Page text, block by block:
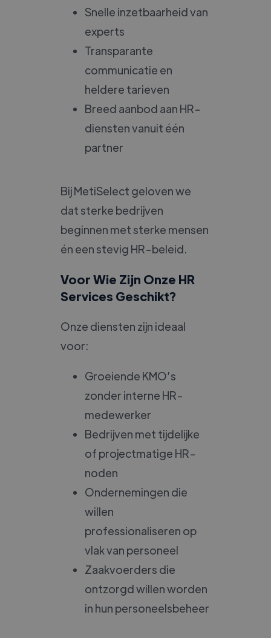
Snelle inzetbaarheid van
experts
Transparante
communicatie en
heldere tarieven
Breed aanbod aan HR-
diensten vanuit één
partner
Bij MetiSelect geloven we
dat sterke bedrijven
beginnen met sterke mensen
én een stevig HR-beleid.
Voor Wie Zijn Onze HR
Services Geschikt?
Onze diensten zijn ideaal
voor:
Groeiende KMO’s
zonder interne HR-
medewerker
Bedrijven met tijdelijke
of projectmatige HR-
noden
Ondernemingen die
willen
professionaliseren op
vlak van personeel
Zaakvoerders die
ontzorgd willen worden
in hun personeelsbeheer